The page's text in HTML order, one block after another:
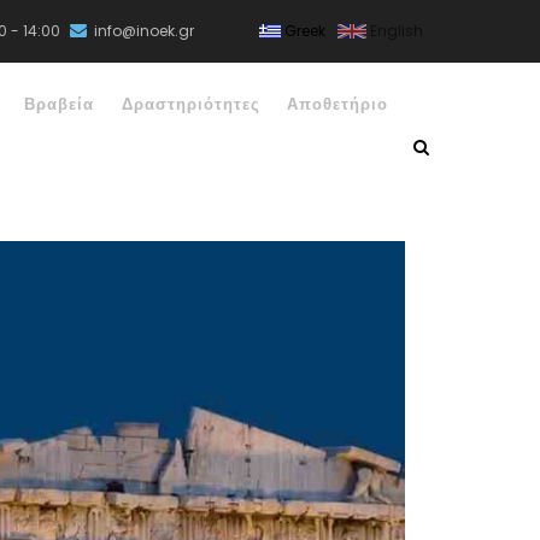
- 14:00 info@inoek.gr English
Greek
Βραβεία Δραστηριότητες Αποθετήριο